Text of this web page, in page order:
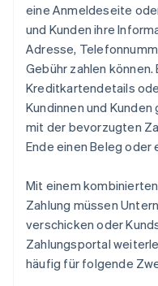
eine Anmeldeseite
und Kunden ihre
Adresse,
Gebühr zahlen
Kreditkartendetails
Kundinnen und
mit der bevorzugten
Ende einen Beleg
Mit einem
Zahlung müssen
verschicken oder
Zahlungsportal
häufig für folgende